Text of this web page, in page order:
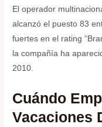
El operador
alcanzó el puesto 83
fuertes en el rating
la compañía ha
2010.
Cuándo
Vacaciones